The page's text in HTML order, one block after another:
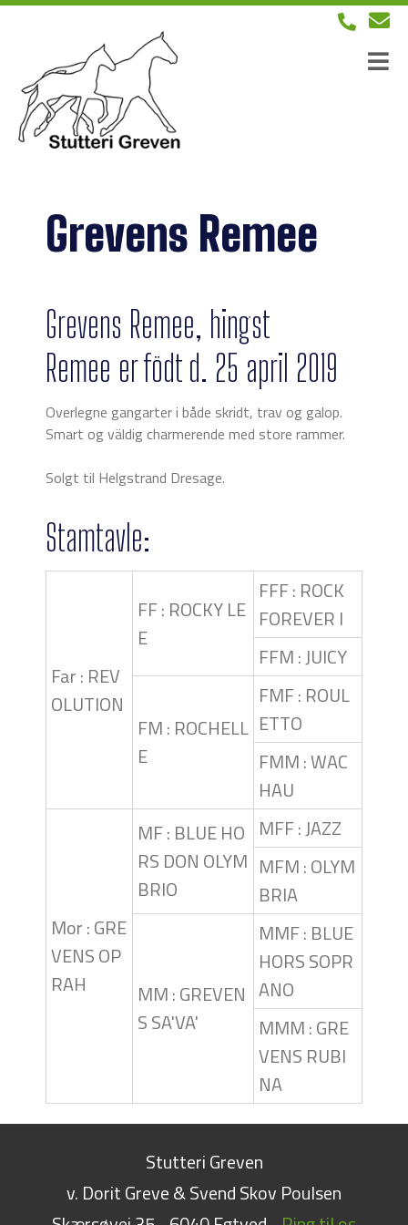
Grevens Remee
Grevens Remee, hingst
Remee er födt d. 25 april 2019
Overlegne gangarter i både skridt, trav og galop.
Smart og väldig charmerende med store rammer.
Solgt til Helgstrand Dresage.
Stamtavle:
Far : REV
OLUTION
FF : ROCKY LE
E
FFF : ROCK
FOREVER I
FFM : JUICY
FM : ROCHELL
E
FMF : ROUL
ETTO
FMM : WAC
HAU
Mor : GRE
VENS OP
RAH
MF : BLUE HO
RS DON OLYM
BRIO
MFF : JAZZ
MFM : OLYM
BRIA
MM : GREVEN
S SA'VA'
MMF : BLUE
HORS SOPR
ANO
MMM : GRE
VENS RUBI
NA
Stutteri Greven
v. Dorit Greve & Svend Skov Poulsen